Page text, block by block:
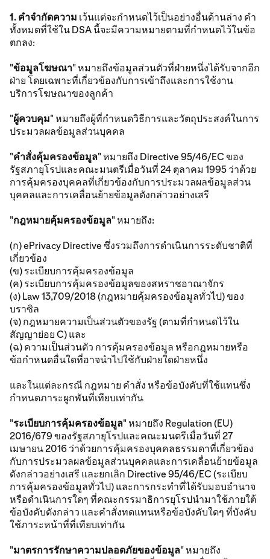
1. คําจํากัดความ เว้นแต่จะกำหนดไว้เป็นอย่างอื่นด้านล่าง คำ
ทั้งหมดที่ใช้ใน DSA นี้จะมีความหมายตามที่กำหนดไว้ในข้อ
ตกลง:
"ข้อมูลโฆษณา" หมายถึงข้อมูลส่วนตัวที่ฝ่ายหนึ่งได้รับจากอีก
ฝ่าย โดยเฉพาะที่เกี่ยวข้องกับการเข้าถึงและการใช้งาน
บริการโฆษณาของลูกค้า
"ผู้ควบคุม" หมายถึงผู้ที่กําหนดวิธีการและวัตถุประสงค์ในการ
ประมวลผลข้อมูลส่วนบุคคล
"คําสั่งคุ้มครองข้อมูล" หมายถึง Directive 95/46/EC ของ
รัฐสภายุโรปและคณะมนตรีเมื่อวันที่ 24 ตุลาคม 1995 ว่าด้วย
การคุ้มครองบุคคลที่เกี่ยวข้องกับการประมวลผลข้อมูลส่วน
บุคคลและการเคลื่อนย้ายข้อมูลดังกล่าวอย่างเสรี
"กฎหมายคุ้มครองข้อมูล" หมายถึง:
(ก) ePrivacy Directive ซึ่งรวมถึงการดำเนินการระดับชาติที่
เกี่ยวข้อง
(ข) ระเบียบการคุ้มครองข้อมูล
(ค) ระเบียบการคุ้มครองข้อมูลของสหราชอาณาจักร
(ง) Law 13,709/2018 (กฎหมายคุ้มครองข้อมูลทั่วไป) ของ
บราซิล
(จ) กฎหมายความเป็นส่วนตัวของรัฐ (ตามที่กำหนดไว้ใน
สัญญาย่อย C) และ
(ฉ) ความเป็นส่วนตัว การคุ้มครองข้อมูล หรือกฎหมายหรือ
ข้อกำหนดอื่นใดที่อาจนำไปใช้กับฝ่ายใดฝ่ายหนึ่ง
และในแต่ละกรณี กฎหมาย คำสั่ง หรือข้อบังคับที่ใช้แทนซึ่ง
กำหนดภาระผูกพันที่เทียบเท่ากัน
"ระเบียบการคุ้มครองข้อมูล" หมายถึง Regulation (EU)
2016/679 ของรัฐสภายุโรปและคณะมนตรีเมื่อวันที่ 27
เมษายน 2016 ว่าด้วยการคุ้มครองบุคคลธรรมดาที่เกี่ยวข้อง
กับการประมวลผลข้อมูลส่วนบุคคลและการเคลื่อนย้ายข้อมูล
ดังกล่าวอย่างเสรี และยกเลิก Directive 95/46/EC (ระเบียบ
การคุ้มครองข้อมูลทั่วไป) และการกระทำที่ได้รับมอบอำนาจ
หรือดำเนินการใดๆ ที่คณะกรรมาธิการยุโรปนำมาใช้ภายใต้
ข้อบังคับดังกล่าว และคำสั่งทดแทนหรือข้อบังคับใดๆ ที่บังคับ
ใช้ภาระหน้าที่ที่เทียบเท่ากัน
"มาตรการรักษาความปลอดภัยของข้อมูล" หมายถึง